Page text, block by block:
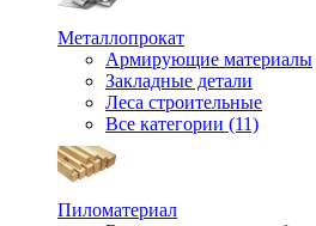
Металлопрокат
Армирующие материалы
Закладные детали
Леса строительные
Все категории (11)
Пиломатериал